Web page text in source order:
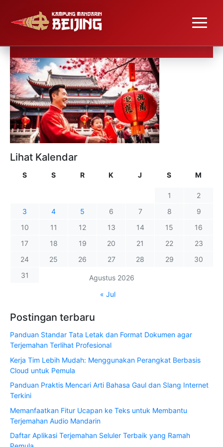
Lihat Kalendar
Agustus 2026
S S R K J S M
1
2
3
4 5 6 7 8
9
10
11 12 13 14 15
16
17
18 19 20 21 22
23
24
25 26 27 28 29
30
31
« Jul
Postingan terbaru
Panduan Standar Tata Letak dan Format Dokumen agar
Terjemahan Terlihat Profesional
Kerja Tim Lebih Mudah: Menggunakan Perangkat Berbasis
Cloud untuk Pemula
Panduan Praktis Mencari Arti Bahasa Gaul dan Slang Internet
Terkini
Memanfaatkan Fitur Ucapan ke Teks untuk Membantu
Terjemahan Audio Mandarin
Daftar Aplikasi Terjemahan Seluler Terbaik yang Ramah